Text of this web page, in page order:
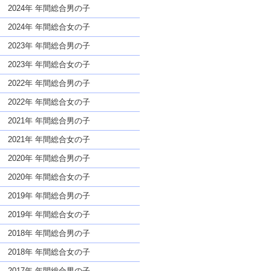
名前であっても奇抜すぎない
2024年 年間総合男の子
2024年 年間総合女の子
2023年 年間総合男の子
2023年 年間総合女の子
2022年 年間総合男の子
2022年 年間総合女の子
2021年 年間総合男の子
2021年 年間総合女の子
2020年 年間総合男の子
2020年 年間総合女の子
2019年 年間総合男の子
2019年 年間総合女の子
2018年 年間総合男の子
2018年 年間総合女の子